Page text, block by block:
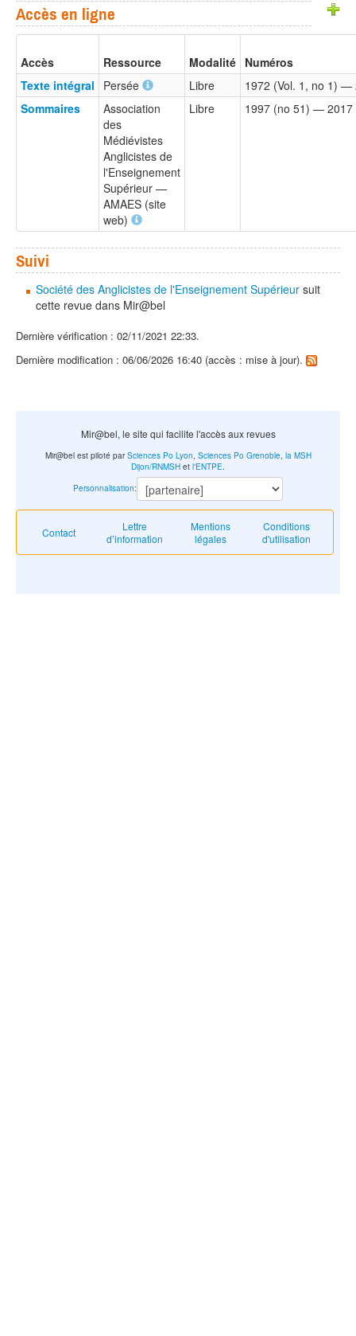
Accès en ligne
Accès Ressource Modalité Numéros
Texte intégral
Persée Libre
1972 (Vol. 1, no 1) —
Sommaires
Association
des
Médiévistes
Anglicistes de
l'Enseignement
Supérieur —
AMAES (site
web)
Libre 1997 (no 51) — 2017
Suivi
Société des Anglicistes de l'Enseignement Supérieur suit
cette revue dans Mir@bel
Dernière vérification : 02/11/2021 22:33.
Dernière modification : 06/06/2026 16:40 (accès : mise à jour).
Mir@bel, le site qui facilite l'accès aux revues
Contact
Lettre
d’information
Mentions
légales
Conditions
d'utilisation
Mir@bel est piloté parSciences Po Lyon, Sciences Po Grenoble, la MSH
Dijon/RNMSH et l'ENTPE.
Personnalisation: